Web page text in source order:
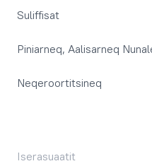
Suliffisat
Piniarneq, Aalisarneq
Neqeroortitsineq
Iserasuaatit